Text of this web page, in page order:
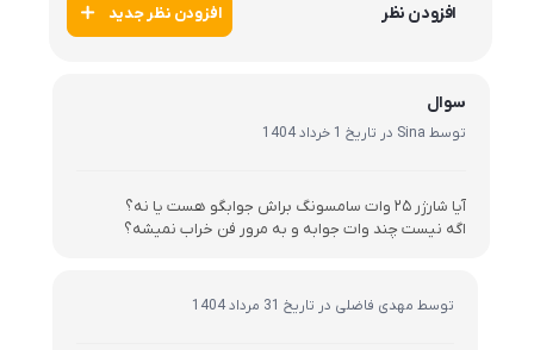
افزودن نظر افزودن نظر جدید
سوال
توسط Sina در تاریخ 1 خرداد 1404
آیا شارژر ۲۵ وات سامسونگ براش جوابگو هست یا نه؟
اگه نیست چند وات جوابه و به مرور فن خراب نمیشه؟
توسط مهدی فاضلی در تاریخ 31 مرداد 1404